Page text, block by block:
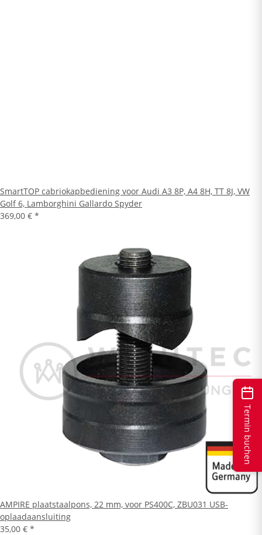
SmartTOP cabriokapbediening voor Audi A3 8P, A4 8H, TT 8J, VW
Golf 6, Lamborghini Gallardo Spyder
369,00 € *
AMPIRE plaatstaalpons, 22 mm, voor PS400C, ZBU031 USB-
oplaadaansluiting
35,00 € *
Termin buchen